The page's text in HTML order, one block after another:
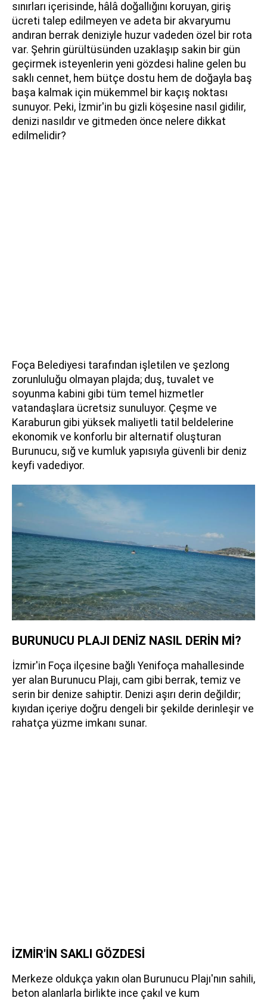
sınırları içerisinde, hâlâ doğallığını koruyan, giriş
ücreti talep edilmeyen ve adeta bir akvaryumu
andıran berrak deniziyle huzur vadeden özel bir rota
var. Şehrin gürültüsünden uzaklaşıp sakin bir gün
geçirmek isteyenlerin yeni gözdesi haline gelen bu
saklı cennet, hem bütçe dostu hem de doğayla baş
başa kalmak için mükemmel bir kaçış noktası
sunuyor. Peki, İzmir'in bu gizli köşesine nasıl gidilir,
denizi nasıldır ve gitmeden önce nelere dikkat
edilmelidir?
Foça Belediyesi tarafından işletilen ve şezlong
zorunluluğu olmayan plajda; duş, tuvalet ve
soyunma kabini gibi tüm temel hizmetler
vatandaşlara ücretsiz sunuluyor. Çeşme ve
Karaburun gibi yüksek maliyetli tatil beldelerine
ekonomik ve konforlu bir alternatif oluşturan
Burunucu, sığ ve kumluk yapısıyla güvenli bir deniz
keyfi vadediyor.
BURUNUCU PLAJI DENİZ NASIL DERİN Mİ?
İzmir'in Foça ilçesine bağlı Yenifoça mahallesinde
yer alan Burunucu Plajı, cam gibi berrak, temiz ve
serin bir denize sahiptir. Denizi aşırı derin değildir;
kıyıdan içeriye doğru dengeli bir şekilde derinleşir ve
rahatça yüzme imkanı sunar.
İZMİR'İN SAKLI GÖZDESİ
Merkeze oldukça yakın olan Burunucu Plajı'nın sahili,
beton alanlarla birlikte ince çakıl ve kum